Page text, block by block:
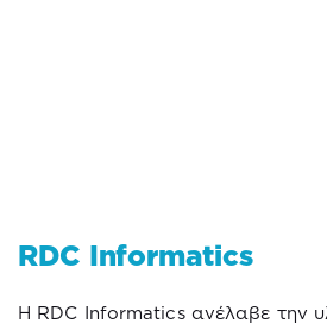
RDC Informatics
Η RDC Informatics ανέλαβε την